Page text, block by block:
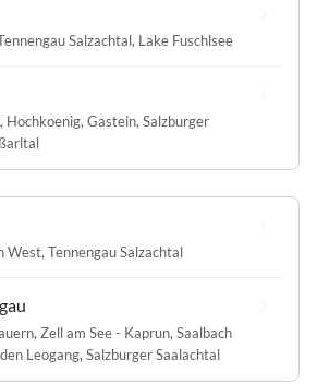
Salzachtal, Lake Fuschlsee
, Hochkoenig, Gastein, Salzburger
West, Tennengau Salzachtal
, Zell am See - Kaprun, Saalbach
Leogang, Salzburger Saalachtal